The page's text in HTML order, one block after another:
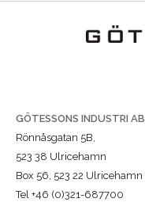
GÖTESSONS INDUSTRI AB
Rönnåsgatan 5B,
523 38 Ulricehamn
Box 56, 523 22 Ulricehamn
Tel +46 (0)321-687700